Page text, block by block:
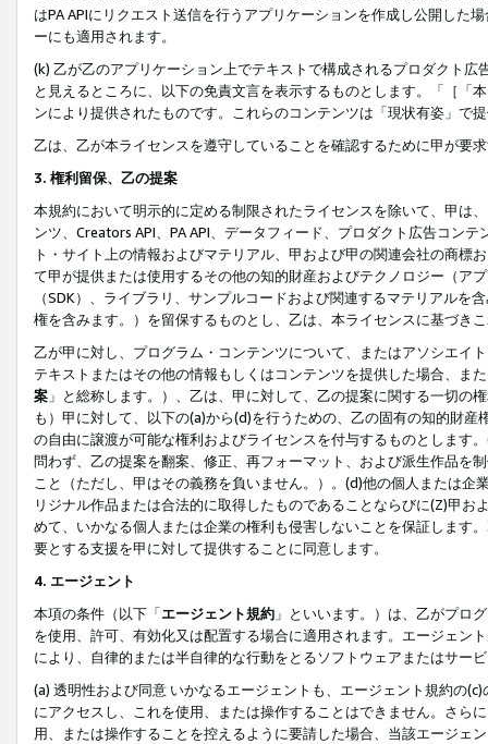
はPA APIにリクエスト送信を行うアプリケーションを作成し公開した
ーにも適用されます。
(k) 乙が乙のアプリケーション上でテキストで構成されるプロダクト
と見えるところに、以下の免責文言を表示するものとします。「［「
ンにより提供されたものです。これらのコンテンツは「現状有姿」で
乙は、乙が本ライセンスを遵守していることを確認するために甲が要
3. 権利留保、乙の提案
本規約において明示的に定める制限されたライセンスを除いて、甲は
ンツ、Creators API、PA API、データフィード、プロダクト広告コン
ト・サイト上の情報およびマテリアル、甲および甲の関連会社の商
て甲が提供または使用するその他の知的財産およびテクノロジー（ア
（SDK）、ライブラリ、サンプルコードおよび関連するマテリアル
権を含みます。）を留保するものとし、乙は、本ライセンスに基づき
乙が甲に対し、プログラム・コンテンツについて、またはアソシエイ
テキストまたはその他の情報もしくはコンテンツを提供した場合、ま
案 」と総称します。）、乙は、甲に対して、乙の提案に関する一切
も）甲に対して、以下の(a)から(d)を行うための、乙の固有の知的財
の自由に譲渡が可能な権利およびライセンスを付与するものとします
問わず、乙の提案を翻案、修正、再フォーマット、および派生作品を
こと（ただし、甲はその義務を負いません。）。(d)他の個人または
リジナル作品または合法的に取得したものであることならびに(Z)甲
めて、いかなる個人または企業の権利も侵害しないことを保証します
要とする支援を甲に対して提供することに同意します。
4. エージェント
本項の条件（以下「エージェント規約 」といいます。）は、乙がプロ
を使用、許可、有効化又は配置する場合に適用されます。エージェン
により、自律的または半自律的な行動をとるソフトウェアまたはサー
(a) 透明性および同意 いかなるエージェントも、エージェント規約の
にアクセスし、これを使用、または操作することはできません。さら
用、または操作することを控えるように要請した場合、当該エージェ